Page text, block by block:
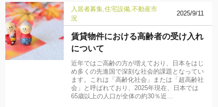
入居者募集 住宅設備 不動産市
況
2025/9/11
賃貸物件における高齢者の受け入れ
について
近年ではご高齢の方が増えており、日本をはじ
め多くの先進国で深刻な社会的課題となってい
ます。これは「高齢化社会」または「超高齢社
会」と呼ばれており、2025年現在、日本では
65歳以上の人口が全体の約30％近…